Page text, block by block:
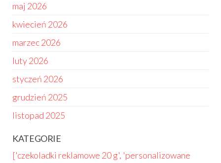
maj 2026
kwiecień 2026
marzec 2026
luty 2026
styczeń 2026
grudzień 2025
listopad 2025
KATEGORIE
['czekoladki reklamowe 20 g', 'personalizowane